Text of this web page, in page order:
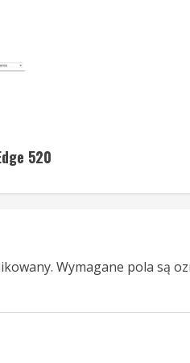
520
Wymagane pola są